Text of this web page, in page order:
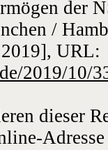
der
/
URL:
2019/10/
dieser
Adresse